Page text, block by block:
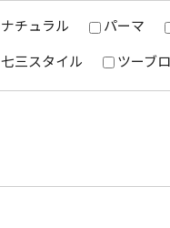
ナチュラル パーマ
七三スタイル
ツーブ